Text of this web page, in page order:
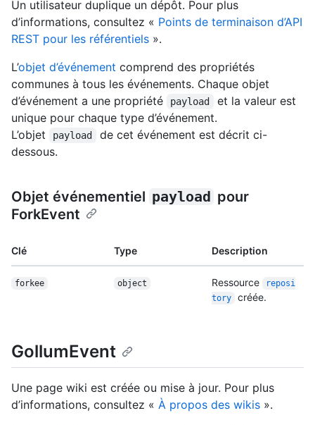
Un utilisateur duplique un dépôt. Pour plus
d’informations, consultez « Points de terminaison d’API
REST pour les référentiels ».
L’objet d’événement comprend des propriétés
communes à tous les événements. Chaque objet
d’événement a une propriété
payload
et la valeur est
unique pour chaque type d’événement.
L’objet
payload
de cet événement est décrit ci-
dessous.
Objet événementiel payload pour
ForkEvent
Clé Type Description
forkee object Ressource
reposi
tory
créée.
GollumEvent
Une page wiki est créée ou mise à jour. Pour plus
d’informations, consultez « À propos des wikis ».